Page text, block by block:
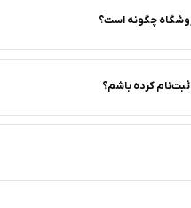
چگونه است؟
ثبت‌نام کرده باشم؟